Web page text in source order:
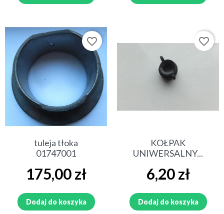
tuleja tłoka
01747001
Cena
175,00 zł
Dodaj do koszyka
favorite_border
KOŁPAK
UNIWERSALNY...
Cena
6,20 zł
Dodaj do koszyka
favorite_border